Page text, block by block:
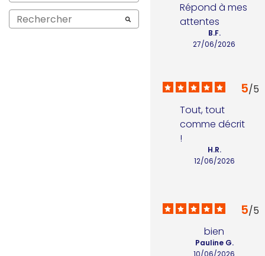
Répond à mes
attentes
27/06/2026
B.F.
5/5
Tout, tout
comme décrit
!
12/06/2026
H.R.
5/5
bien
Pauline G.